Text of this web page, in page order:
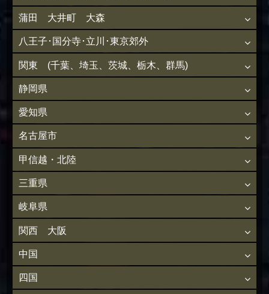
蒲田 大井町 大森
八王子･国分寺･立川･東京郊外
関東 (千葉、埼玉、茨城、栃木、群馬)
静岡県
愛知県
名古屋市
甲信越・北陸
三重県
岐阜県
関西 大阪
中国
四国